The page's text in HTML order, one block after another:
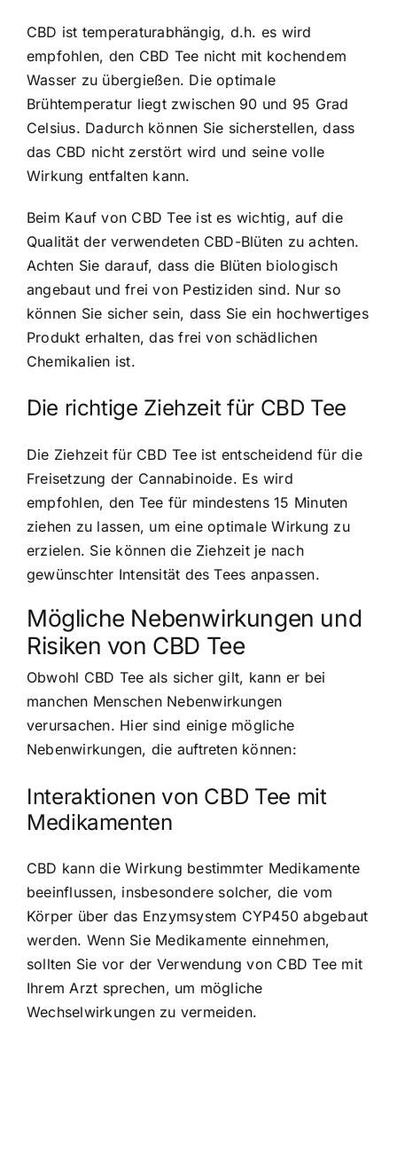
CBD ist temperaturabhängig, d.h. es wird
empfohlen, den CBD Tee nicht mit kochendem
Wasser zu übergießen. Die optimale
Brühtemperatur liegt zwischen 90 und 95 Grad
Celsius. Dadurch können Sie sicherstellen, dass
das CBD nicht zerstört wird und seine volle
Wirkung entfalten kann.
Beim Kauf von CBD Tee ist es wichtig, auf die
Qualität der verwendeten CBD-Blüten zu achten.
Achten Sie darauf, dass die Blüten biologisch
angebaut und frei von Pestiziden sind. Nur so
können Sie sicher sein, dass Sie ein hochwertiges
Produkt erhalten, das frei von schädlichen
Chemikalien ist.
Die richtige Ziehzeit für CBD Tee
Die Ziehzeit für CBD Tee ist entscheidend für die
Freisetzung der Cannabinoide. Es wird
empfohlen, den Tee für mindestens 15 Minuten
ziehen zu lassen, um eine optimale Wirkung zu
erzielen. Sie können die Ziehzeit je nach
gewünschter Intensität des Tees anpassen.
Mögliche Nebenwirkungen und
Risiken von CBD Tee
Obwohl CBD Tee als sicher gilt, kann er bei
manchen Menschen Nebenwirkungen
verursachen. Hier sind einige mögliche
Nebenwirkungen, die auftreten können:
Interaktionen von CBD Tee mit
Medikamenten
CBD kann die Wirkung bestimmter Medikamente
beeinflussen, insbesondere solcher, die vom
Körper über das Enzymsystem CYP450 abgebaut
werden. Wenn Sie Medikamente einnehmen,
sollten Sie vor der Verwendung von CBD Tee mit
Ihrem Arzt sprechen, um mögliche
Wechselwirkungen zu vermeiden.